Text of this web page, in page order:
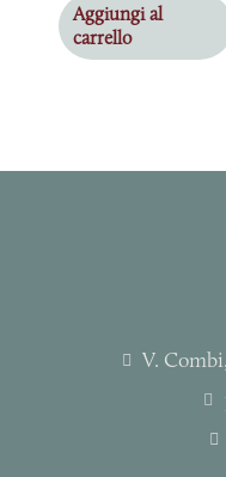
Aggiungi al
carrello
V.